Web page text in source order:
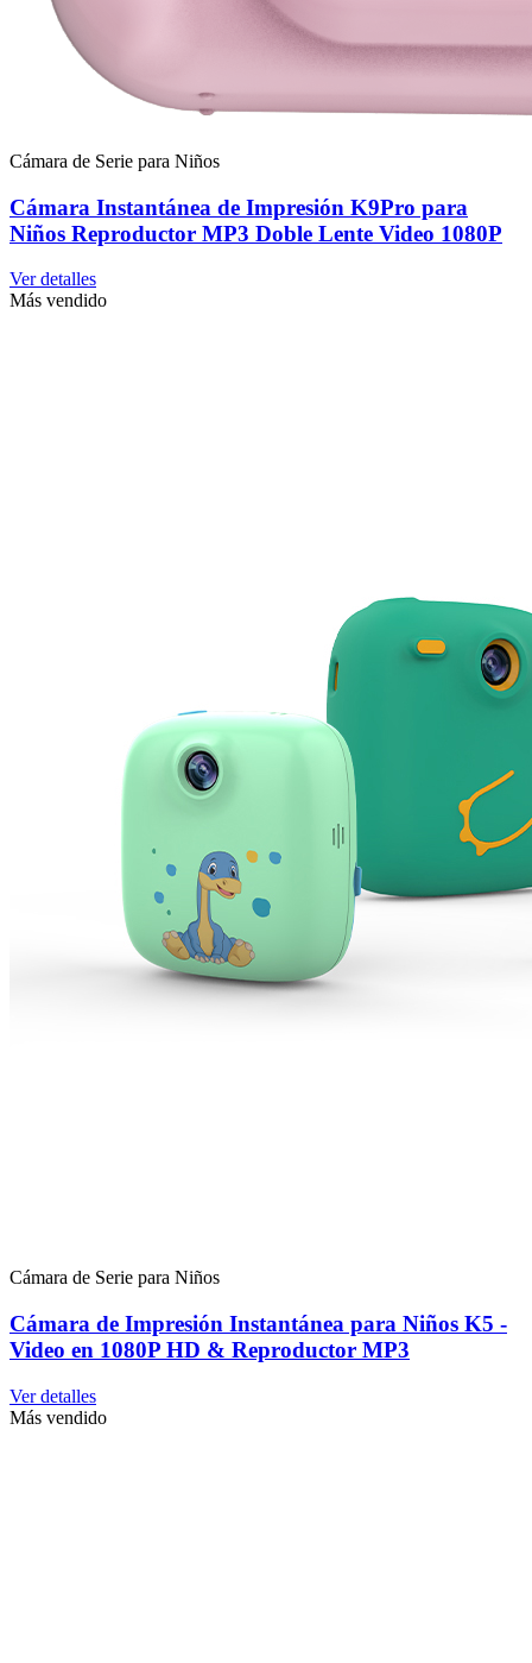
Cámara de Serie para Niños
Cámara Instantánea de Impresión K9Pro para
Niños Reproductor MP3 Doble Lente Video 1080P
Ver detalles
Más vendido
Cámara de Serie para Niños
Cámara de Impresión Instantánea para Niños K5 -
Video en 1080P HD & Reproductor MP3
Ver detalles
Más vendido